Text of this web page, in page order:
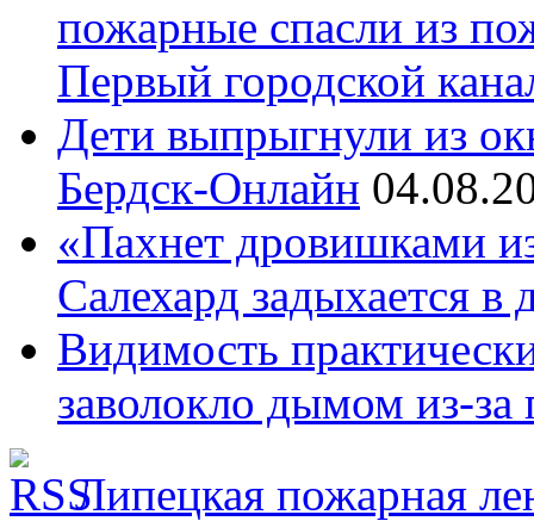
пожарные спасли из
Первый городской
Дети выпрыгнули из
Бердск-Онлайн
«Пахнет дровишками
Салехард задыхается
Видимость
заволокло дымом из-
Липецкая пожарная